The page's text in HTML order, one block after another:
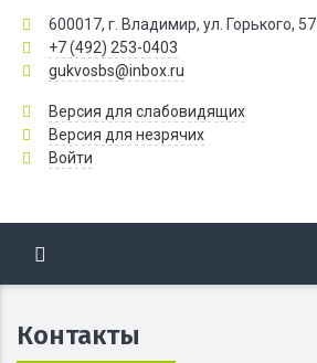
600017, г. Владимир, ул. Горького, 57
+7 (492) 253-0403
gukvosbs@inbox.ru
Версия для слабовидящих
Версия для незрячих
Войти
Контакты